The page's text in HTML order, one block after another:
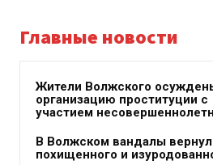
Главные новости
Жители Волжского
организацию проституции с
участием
В Волжском вандалы
похищенного и